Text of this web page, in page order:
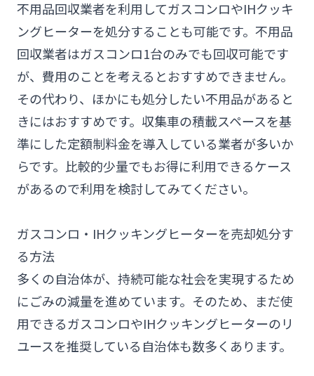
不用品回収業者を利用してガスコンロやIHクッキ
ングヒーターを処分することも可能です。不用品
回収業者はガスコンロ1台のみでも回収可能です
が、費用のことを考えるとおすすめできません。
その代わり、ほかにも処分したい不用品があると
きにはおすすめです。収集車の積載スペースを基
準にした定額制料金を導入している業者が多いか
らです。比較的少量でもお得に利用できるケース
があるので利用を検討してみてください。
ガスコンロ・IHクッキングヒーターを売却処分す
る方法
多くの自治体が、持続可能な社会を実現するため
にごみの減量を進めています。そのため、まだ使
用できるガスコンロやIHクッキングヒーターのリ
ユースを推奨している自治体も数多くあります。